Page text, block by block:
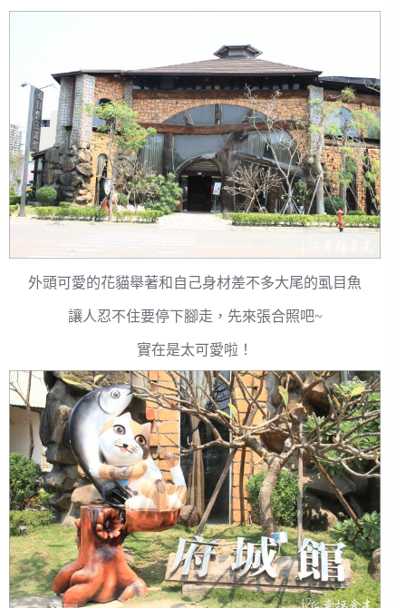
外頭可愛的花貓舉著和自己身材差不多大尾的虱目魚
讓人忍不住要停下腳走，先來張合照吧~
實在是太可愛啦！